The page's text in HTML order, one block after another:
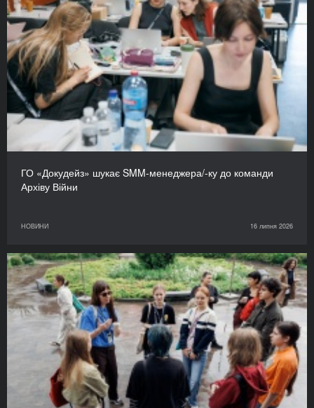
ГО «Докудейз» шукає SMM-менеджера/-ку до команди
Архіву Війни
НОВИНИ 16 липня 2026